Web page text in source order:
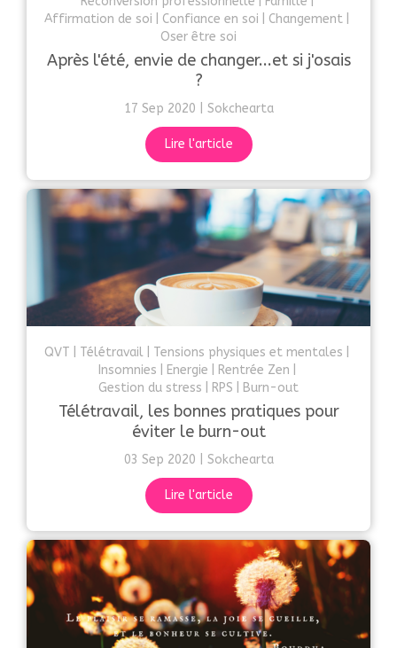
Affirmation de soi
Confiance en soi
Changement
Oser être soi
Après l'été, envie de changer...et si j'osais
?
17 Sep 2020 Sokchearta
Lire l'article
QVT Télétravail
Tensions physiques et mentales
Insomnies
Energie
Rentrée Zen
Gestion du stress
RPS Burn-out
Télétravail, les bonnes pratiques pour
éviter le burn-out
03 Sep 2020 Sokchearta
Lire l'article